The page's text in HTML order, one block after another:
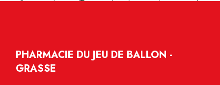
PHARMACIE DU JEU DE BALLON -
GRASSE